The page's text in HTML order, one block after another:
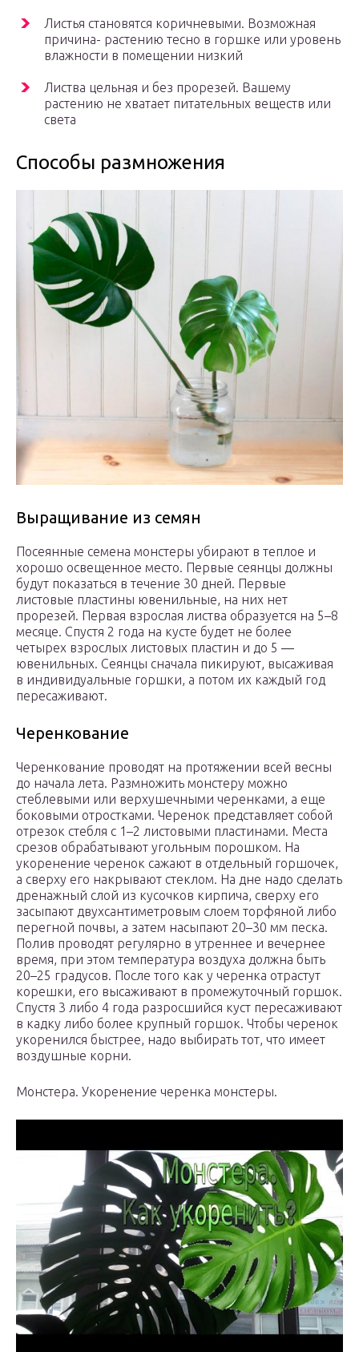
Листья становятся коричневыми. Возможная
причина- растению тесно в горшке или уровень
влажности в помещении низкий
Листва цельная и без прорезей. Вашему
растению не хватает питательных веществ или
света
Способы размножения
Выращивание из семян
Посеянные семена монстеры убирают в теплое и
хорошо освещенное место. Первые сеянцы должны
будут показаться в течение 30 дней. Первые
листовые пластины ювенильные, на них нет
прорезей. Первая взрослая листва образуется на 5–8
месяце. Спустя 2 года на кусте будет не более
четырех взрослых листовых пластин и до 5 ―
ювенильных. Сеянцы сначала пикируют, высаживая
в индивидуальные горшки, а потом их каждый год
пересаживают.
Черенкование
Черенкование проводят на протяжении всей весны
до начала лета. Размножить монстеру можно
стеблевыми или верхушечными черенками, а еще
боковыми отростками. Черенок представляет собой
отрезок стебля с 1–2 листовыми пластинами. Места
срезов обрабатывают угольным порошком. На
укоренение черенок сажают в отдельный горшочек,
а сверху его накрывают стеклом. На дне надо сделать
дренажный слой из кусочков кирпича, сверху его
засыпают двухсантиметровым слоем торфяной либо
перегной почвы, а затем насыпают 20–30 мм песка.
Полив проводят регулярно в утреннее и вечернее
время, при этом температура воздуха должна быть
20–25 градусов. После того как у черенка отрастут
корешки, его высаживают в промежуточный горшок.
Спустя 3 либо 4 года разросшийся куст пересаживают
в кадку либо более крупный горшок. Чтобы черенок
укоренился быстрее, надо выбирать тот, что имеет
воздушные корни.
Монстера. Укоренение черенка монстеры.